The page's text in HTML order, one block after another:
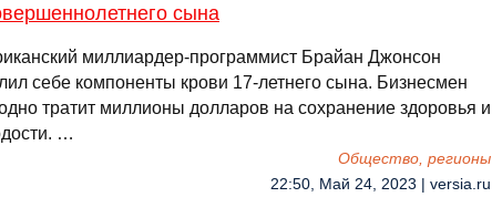
сына
миллиардер-программист Брайан Джонсон
себе компоненты крови 17-летнего сына. Бизнесмен
тратит миллионы долларов на сохранение здоровья и
…
Общество, регионы
22:50, Май 24, 2023 | versia.ru